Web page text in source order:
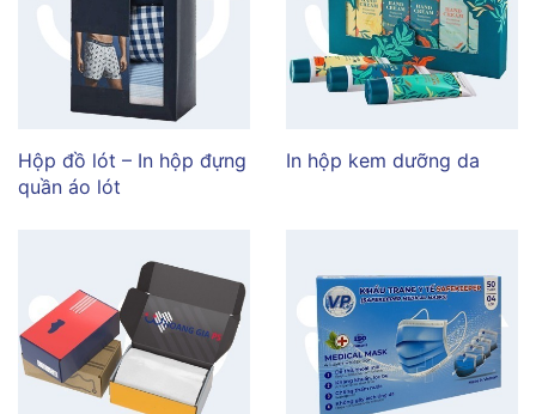
Hộp đồ lót – In hộp đựng
quần áo lót
In hộp kem dưỡng da